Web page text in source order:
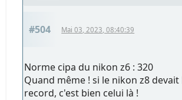
#504 Mai 03, 2023, 08:40:39
Norme cipa du nikon z6 : 320
Quand même ! si le nikon z8
record, c'est bien celui là !